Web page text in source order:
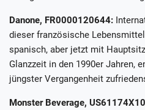
Danone, FR0000120644:
dieser französische
spanisch, aber jetzt mit
Glanzzeit in den 1990er Jahren,
jüngster Vergangenheit
Monster Beverage,